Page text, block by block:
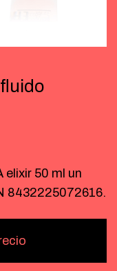
elixir 50 ml un
8432225072616.